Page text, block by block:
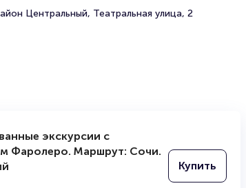
в разделах:
Центральный, Театральная улица, 2
экскурсии с
Фаролеро. Маршрут: Сочи.
Купить